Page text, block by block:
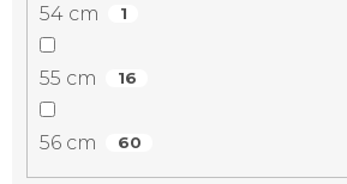
54 cm 1
55 cm 16
56 cm 60